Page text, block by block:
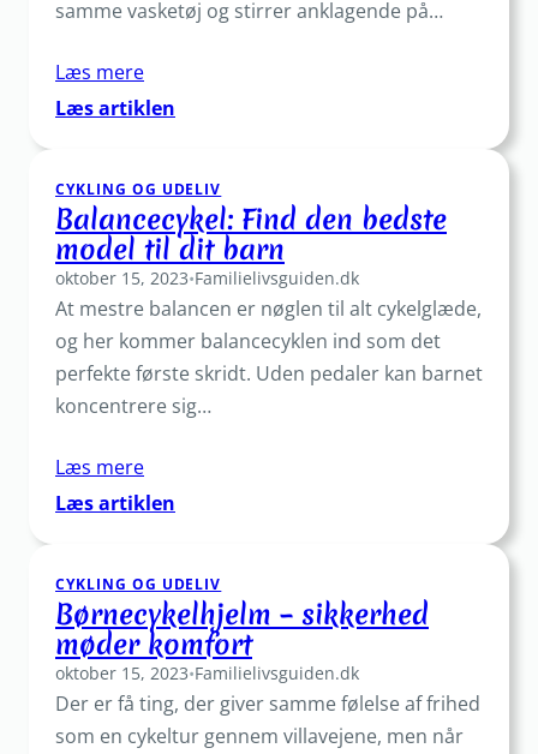
samme vasketøj og stirrer anklagende på…
Læs mere
Læs artiklen
faktisk
bliver
lavet:
Fordeling,
motivation
og
belønning
CYKLING OG UDELIV
Balancecykel: Find den bedste
model til dit barn
oktober 15, 2023•Familielivsguiden.dk
At mestre balancen er nøglen til alt cykelglæde,
og her kommer balancecyklen ind som det
perfekte første skridt. Uden pedaler kan barnet
koncentrere sig…
Læs mere
Læs artiklen
den
bedste
model
til
dit
barn
CYKLING OG UDELIV
Børnecykelhjelm – sikkerhed
møder komfort
oktober 15, 2023•Familielivsguiden.dk
Der er få ting, der giver samme følelse af frihed
som en cykeltur gennem villavejene, men når